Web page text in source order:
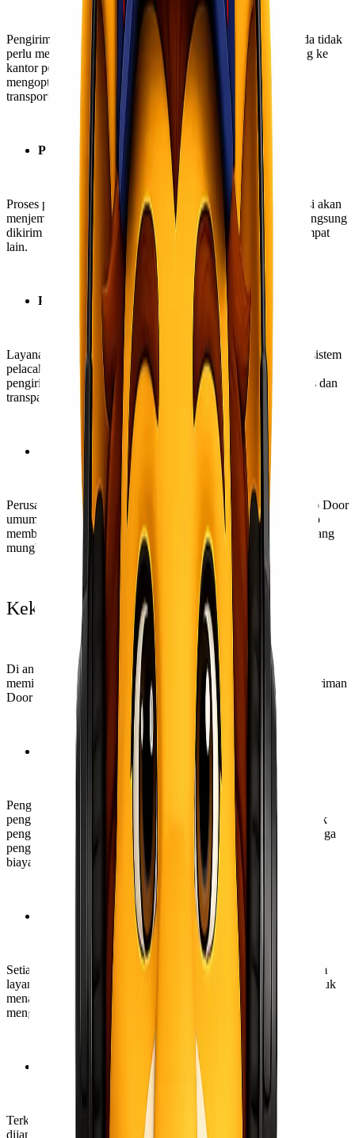
Pengiriman Door to Door menghemat waktu dan biaya. Anda tidak
perlu mengeluarkan waktu dan uang untuk mengantar barang ke
kantor pengiriman. Selain itu, perusahaan pengiriman akan
mengoptimalkan rute pengiriman untuk mengurangi biaya
transportasi.
Proses Pengiriman Lebih Cepat
Proses pengiriman menjadi lebih cepat karena pihak ekspedisi akan
menjemput paket dari lokasi yang ditentukan pengirim dan langsung
dikirim ke tempat penerima tanpa melewati atau transit ke tempat
lain.
Pemantauan Pengiriman
Layanan Pengiriman Door to Door kerap dilengkapi dengan sistem
pelacakan yang memungkinkan pelanggan memantau status
pengiriman barang secarareal-time
. Ini memberikan visibilitas dan
transparansi yang meningkatkan kepercayaan.
Layanan Pelanggan
Perusahaan pengiriman yang menawarkan pengiriman Door to Door
umumnya memiliki layanan pelanggan yang responsif dan siap
membantu pelanggan dalam semua pertanyaan atau masalah yang
mungkin timbul selama pengiriman.
Kekurangan Pengiriman Door to Door
Di antara banyak keuntungan, pengiriman Door to Door juga
memiliki kekurangan. Berikut beberapa kekurangan dari pengiriman
Door to Door:
Biaya Tambahan
Pengiriman Door to Door seringkali lebih mahal daripada opsi
pengiriman yang memerlukan lebih banyak pekerjaan dari pihak
pengirim. Karena semua langkah, mulai dari pengumpulan hingga
pengiriman akhir, ditangani oleh penyedia layanan. Sehingga
biayanya mungkin lebih tinggi.
Keterbatasan Kapasitas Barang
Setiap ekspedisi memiliki kapasitas maksimumnya sendiri dalam
layanan pengiriman Door to Door. Oleh karenanya, penting untuk
menanyakan kapasitas maksimum sebelum memutuskan untuk
menggunakan jasa layanan ini.
Keterbatasan Akses ke Beberapa Lokasi
Terkadang, lokasi pengiriman yang sangat terpencil atau sulit
dijangkau mungkin tidak dapat dilayani dengan baik melalui